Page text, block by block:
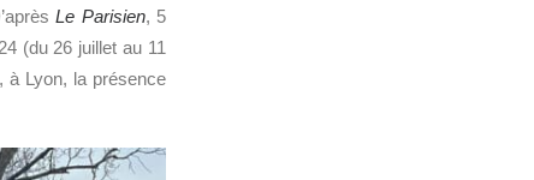
Le Parisien, 5
(du 26 juillet au 11
à Lyon, la présence